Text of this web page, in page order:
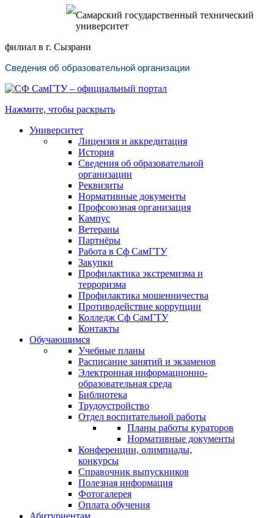
Самарский государственный технический
университет
филиал в г. Сызрани
Сведения об образовательной организации
Нажмите, чтобы раскрыть
Университет
Лицензия и аккредитация
История
Сведения об образовательной
организации
Реквизиты
Нормативные документы
Профсоюзная организация
Кампус
Ветераны
Партнёры
Работа в Сф СамГТУ
Закупки
Профилактика экстремизма и
терроризма
Профилактика мошенничества
Противодействие коррупции
Колледж Сф СамГТУ
Контакты
Обучающимся
Учебные планы
Расписание занятий и экзаменов
Электронная информационно-
образовательная среда
Библиотека
Трудоустройство
Отдел воспитательной работы
Планы работы кураторов
Нормативные документы
Конференции, олимпиады,
конкурсы
Справочник выпускников
Полезная информация
Фотогалерея
Оплата обучения
Абитуриентам